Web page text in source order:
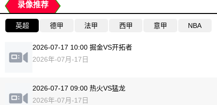
录像推荐
英超 德甲 法甲 西甲 意甲 NBA
2026-07-17 10:00 掘金VS开拓者
2026年-07月-17日
2026-07-17 09:00 热火VS猛龙
2026年-07月-17日